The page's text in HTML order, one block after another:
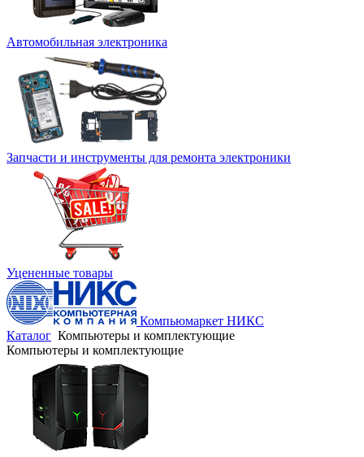
Автомобильная электроника
Запчасти и инструменты для ремонта электроники
Уцененные товары
Компьюмаркет НИКС
Каталог Компьютеры и комплектующие
Компьютеры и комплектующие